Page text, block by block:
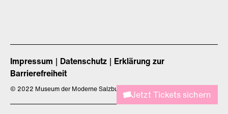
Impressum Datenschutz
Erklärung zur
Barrierefreiheit
© 2022 Museum der Moderne Salzburg Jetzt Tickets sichern